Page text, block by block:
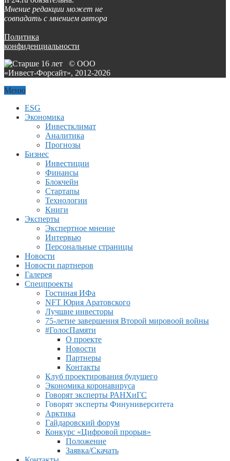
Мнение редакции может не
совпадать с мнением автора
Политика
конфиденциальности
© ООО
«Инвест-Форсайт», 2012-2026
Меню
ESG
Экономика
Инвестклимат
Аналитика
Прогнозы
Бизнес
Инвестиции
Финансы
Блокчейн
Стартапы
Технологии
Книги
Эксперты
Экспертное мнение
Интервью
Персональные страницы
Новости
Новости партнеров
Галерея
Спецпроекты
Гостиная ИФа
NFT Юрия Аратовского
Лучшие инвесторы
75-летие завершения Второй мировоой войны
#ГолосПамяти
О проекте
Новости
Партнеры
Контакты
Клуб проектирования будущего
Экономика коронавируса
Говорят эксперты РАНХиГС
Говорят эксперты Финуниверситета
Арктика
Гайдаровский форум
Конкурс «Цифровой прорыв»
Положение
Заявка/Скачать